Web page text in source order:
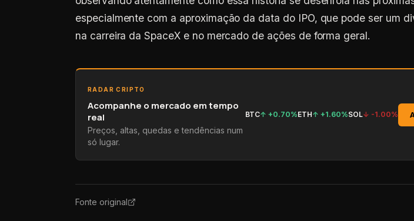
especialmente com a aproximação da data do IPO, que pode ser um
na carreira da SpaceX e no mercado de ações de forma geral.
RADAR CRIPTO
Acompanhe o mercado em tempo
real
Preços, altas, quedas e tendências num
só lugar.
BTC↑ +0.70% ETH ↑ +1.60% SOL ↓ -1.00%
Fonte original